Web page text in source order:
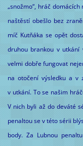
„snožmo“, hráč
naštěstí obešlo bez
míč Kutňáka se opět
druhou brankou v utkání
velmi dobře fungovat
na otočení výsledku a v
v utkání. To se našim
V nich byli až do deváté
penaltou se v této sérii
body. Za Lubnou